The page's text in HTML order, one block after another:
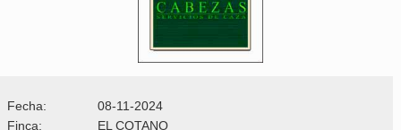
Fecha:
08-11-2024
Finca:
EL COTANO